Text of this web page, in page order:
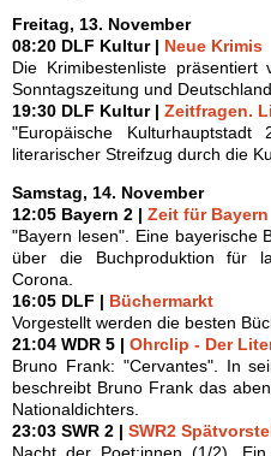
Freitag, 13. November
08:20 DLF Kultur | Neue Krimis
Die Krimibestenliste präsentiert
Sonntagszeitung und
19:30 DLF Kultur | Zeitfragen.
"Europäische
literarischer Streifzug durch die
Samstag, 14. November
12:05 Bayern 2 | Zeit für Bayern
"Bayern lesen". Eine bayerische
über die Buchproduktion für
Corona.
16:05 DLF | Büchermarkt
Vorgestellt werden die besten
21:04 WDR 5 | Ohrclip - Der
Bruno Frank: "Cervantes". In
beschreibt Bruno Frank das
Nationaldichters.
23:03 SWR 2 | SWR2